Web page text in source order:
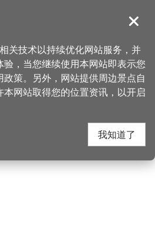
導覽
物 > 黄日香(股)公司
公司 周边店
关闭
关技术以持续优化网站服务，并
，当您继续使用本网站即表示您
策。另外，网站提供周边景点自
网站取得您的位置资讯，以开启
我知道了